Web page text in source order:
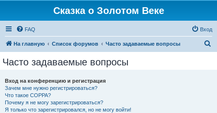
Сказка о Золотом Веке
FAQ Вход
На главную Список форумов Часто задаваемые вопросы
Часто задаваемые вопросы
Вход на конференцию и регистрация
Зачем мне нужно регистрироваться?
Что такое COPPA?
Почему я не могу зарегистрироваться?
Я только что зарегистрировался, но не могу войти!